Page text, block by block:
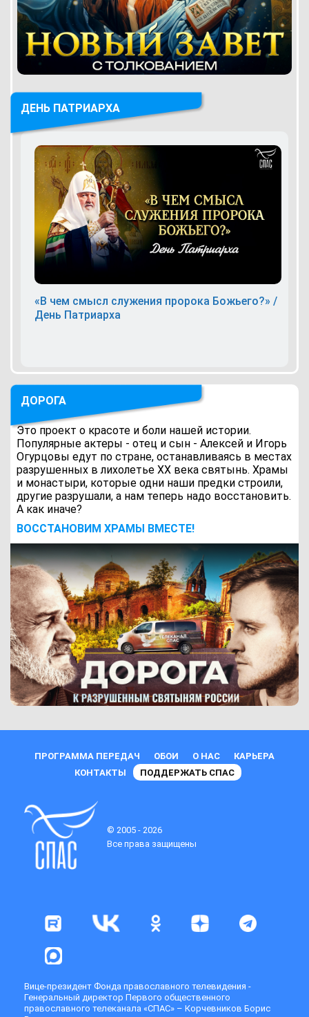
ДЕНЬ ПАТРИАРХА
«В чем смысл служения пророка Божьего?» /
День Патриарха
ДОРОГА
Это проект о красоте и боли нашей истории.
Популярные актеры - отец и сын - Алексей и Игорь
Огурцовы едут по стране, останавливаясь в местах
разрушенных в лихолетье ХХ века святынь. Храмы
и монастыри, которые одни наши предки строили,
другие разрушали, а нам теперь надо восстановить.
А как иначе?
ВОCСТАНОВИМ ХРАМЫ ВМЕСТЕ!
ПРОГРАММА ПЕРЕДАЧ ОБОИ О НАС
КАРЬЕРА
КОНТАКТЫ
ПОДДЕРЖАТЬ СПАС
© 2005 - 2026
Все права защищены
Вице-президент Фонда православного телевидения -
Генеральный директор Первого общественного
православного телеканала «СПАС» – Корчевников Борис